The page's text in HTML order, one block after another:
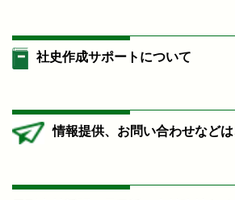
社史作成サポートについて
情報提供、お問い合わせなど